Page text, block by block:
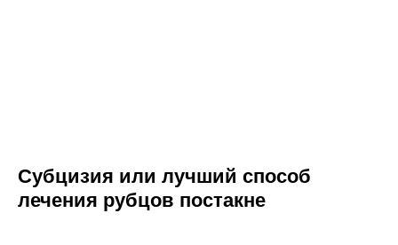
Субцизия или лучший способ
лечения рубцов постакне